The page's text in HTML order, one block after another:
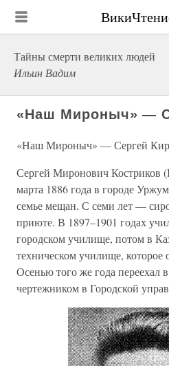
Тайны смерти великих людей
Ильин Вадим
«Наш Мироныч» —
«Наш Мироныч» — Сергей
Сергей Миронович Костриков
марта 1886 года в городе
семье мещан. С семи лет —
приюте. В 1897–1901 годах
городском училище, потом в
техническом училище, которое
Осенью того же года переехал
чертежником в Городской